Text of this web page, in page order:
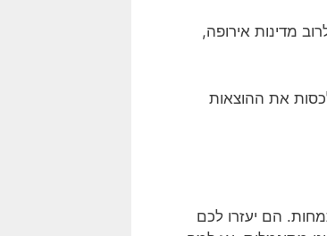
מדינות אירופה,
את ההוצאות
הם יעזרו לכם